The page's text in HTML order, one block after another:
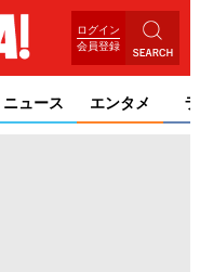
ログイン
会員登録
ニュース エンタメ ライ